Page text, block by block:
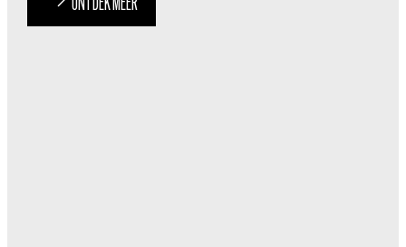
ONTDEK MEER